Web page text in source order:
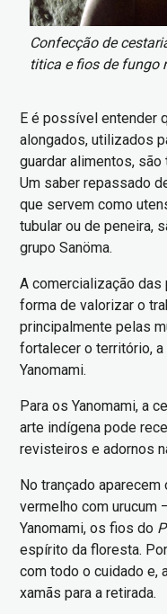
Confecção de
titica e fios de fungo
E é possível entender
alongados, utilizados
guardar alimentos,
Um saber repassado
que servem como
tubular ou de peneira,
grupo Sanöma.
A comercialização das
forma de valorizar o
principalmente pelas
fortalecer o território,
Yanomami.
Para os Yanomami, a
arte indígena pode
revisteiros e adornos
No trançado
vermelho com urucum
Yanomami, os fios do
espírito da floresta.
com todo o cuidado e,
xamãs para a retirada.